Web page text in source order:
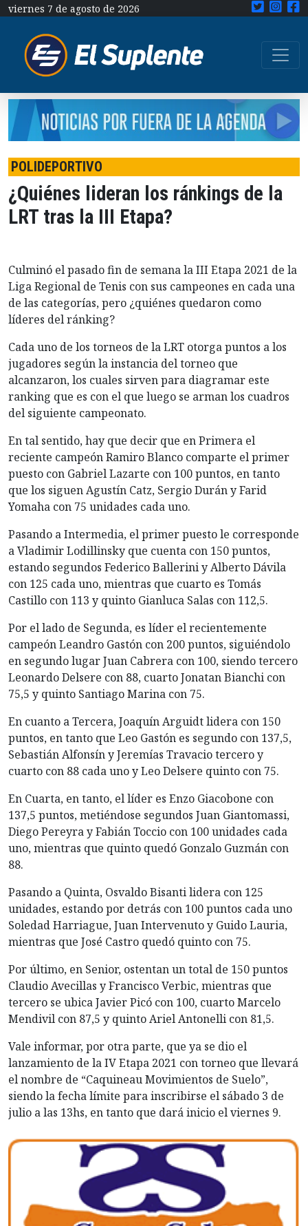
viernes 7 de agosto de 2026
POLIDEPORTIVO
¿Quiénes lideran los ránkings de la
LRT tras la III Etapa?
Culminó el pasado fin de semana la III Etapa 2021 de la
Liga Regional de Tenis con sus campeones en cada una
de las categorías, pero ¿quiénes quedaron como
líderes del ránking?
Cada uno de los torneos de la LRT otorga puntos a los
jugadores según la instancia del torneo que
alcanzaron, los cuales sirven para diagramar este
ranking que es con el que luego se arman los cuadros
del siguiente campeonato.
En tal sentido, hay que decir que en Primera el
reciente campeón Ramiro Blanco comparte el primer
puesto con Gabriel Lazarte con 100 puntos, en tanto
que los siguen Agustín Catz, Sergio Durán y Farid
Yomaha con 75 unidades cada uno.
Pasando a Intermedia, el primer puesto le corresponde
a Vladimir Lodillinsky que cuenta con 150 puntos,
estando segundos Federico Ballerini y Alberto Dávila
con 125 cada uno, mientras que cuarto es Tomás
Castillo con 113 y quinto Gianluca Salas con 112,5.
Por el lado de Segunda, es líder el recientemente
campeón Leandro Gastón con 200 puntos, siguiéndolo
en segundo lugar Juan Cabrera con 100, siendo tercero
Leonardo Delsere con 88, cuarto Jonatan Bianchi con
75,5 y quinto Santiago Marina con 75.
En cuanto a Tercera, Joaquín Arguidt lidera con 150
puntos, en tanto que Leo Gastón es segundo con 137,5,
Sebastián Alfonsín y Jeremías Travacio tercero y
cuarto con 88 cada uno y Leo Delsere quinto con 75.
En Cuarta, en tanto, el líder es Enzo Giacobone con
137,5 puntos, metiéndose segundos Juan Giantomassi,
Diego Pereyra y Fabián Toccio con 100 unidades cada
uno, mientras que quinto quedó Gonzalo Guzmán con
88.
Pasando a Quinta, Osvaldo Bisanti lidera con 125
unidades, estando por detrás con 100 puntos cada uno
Soledad Harriague, Juan Intervenuto y Guido Lauria,
mientras que José Castro quedó quinto con 75.
Por último, en Senior, ostentan un total de 150 puntos
Claudio Avecillas y Francisco Verbic, mientras que
tercero se ubica Javier Picó con 100, cuarto Marcelo
Mendivil con 87,5 y quinto Ariel Antonelli con 81,5.
Vale informar, por otra parte, que ya se dio el
lanzamiento de la IV Etapa 2021 con torneo que llevará
el nombre de “Caquineau Movimientos de Suelo”,
siendo la fecha límite para inscribirse el sábado 3 de
julio a las 13hs, en tanto que dará inicio el viernes 9.